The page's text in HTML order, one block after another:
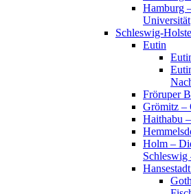
Hamburg
Universität
Schleswig-
Eutin
Fröruper
Grömitz –
Haithabu
Holm –
Schleswig